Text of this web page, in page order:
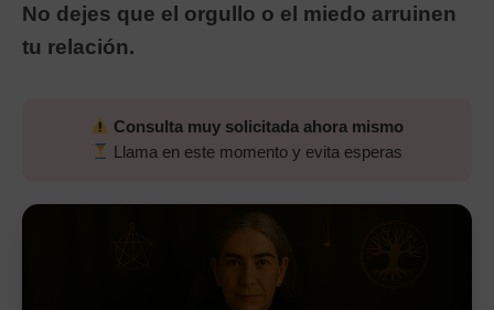
No dejes que el orgullo o el miedo arruinen
tu relación.
Consulta muy solicitada ahora mismo
Llama en este momento y evita esperas